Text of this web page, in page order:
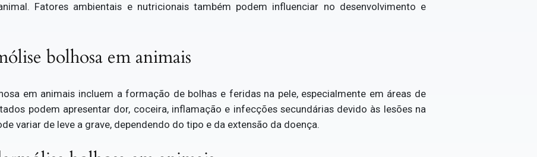
Fatores ambientais e nutricionais também podem influenciar no desenvolvimento e
bolhosa em animais
em animais incluem a formação de bolhas e feridas na pele, especialmente em áreas de
podem apresentar dor, coceira, inflamação e infecções secundárias devido às lesões na
variar de leve a grave, dependendo do tipo e da extensão da doença.